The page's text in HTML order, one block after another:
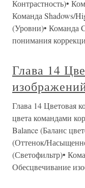
Контрастность)•
Команда Shadows/
(Уровни)• Команда
понимания
Глава 14
Глава 14 Цветовая
цвета командами
Balance (Баланс
(Оттенок/
(Светофильтр)•
Обесцвечивание